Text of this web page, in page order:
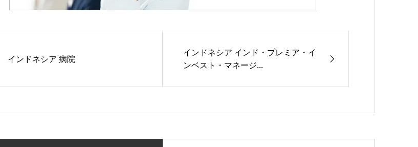
インドネシア 病院
インドネシア インド・プレミア・イ
ンベスト・マネージ...